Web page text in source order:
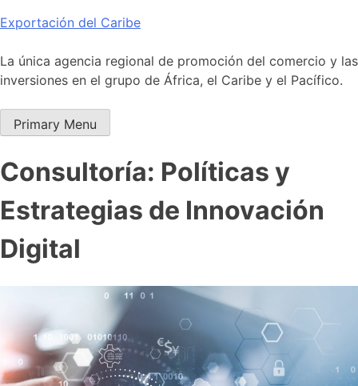
Skip
content
Exportación del Caribe
La única agencia regional de promoción del comercio y las
inversiones en el grupo de África, el Caribe y el Pacífico.
Primary Menu
Consultoría: Políticas y
Estrategias de Innovación
Digital